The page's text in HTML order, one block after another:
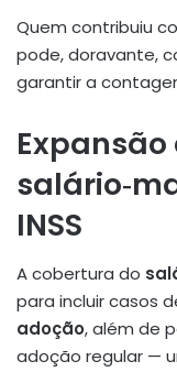
Quem contribuiu
pode, doravante,
garantir a
Expansão
INSS
A cobertura do
para incluir casos
adoção, além de
adoção regular —